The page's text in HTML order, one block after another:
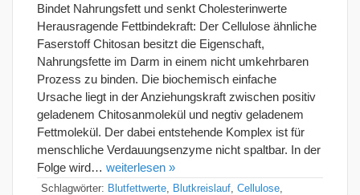
Bindet Nahrungsfett und senkt Cholesterinwerte
Herausragende Fettbindekraft: Der Cellulose ähnliche
Faserstoff Chitosan besitzt die Eigenschaft,
Nahrungsfette im Darm in einem nicht umkehrbaren
Prozess zu binden. Die biochemisch einfache
Ursache liegt in der Anziehungskraft zwischen positiv
geladenem Chitosanmolekül und negtiv geladenem
Fettmolekül. Der dabei entstehende Komplex ist für
menschliche Verdauungsenzyme nicht spaltbar. In der
Folge wird… weiterlesen »
Schlagwörter: Blutfettwerte Blutkreislauf Cellulose